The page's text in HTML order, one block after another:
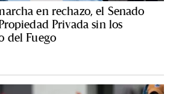
en rechazo, el Senado
Privada sin los
del Fuego